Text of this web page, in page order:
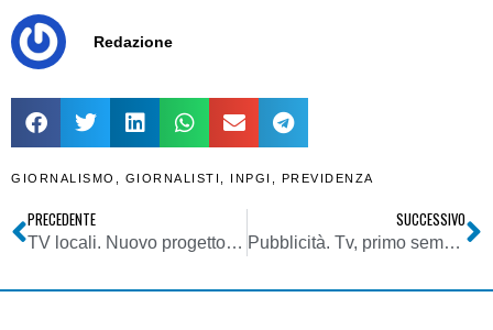
Redazione
GIORNALISMO GIORNALISTI INPGI PREVIDENZA
PRECEDENTE
TV locali. Nuovo progetto editoriale per Espansione tv
SUCCESSIVO
Pubblicità. Tv, primo semestre: Rai e Mediaset stentano, La7 in calo, bene Sky e Discovery